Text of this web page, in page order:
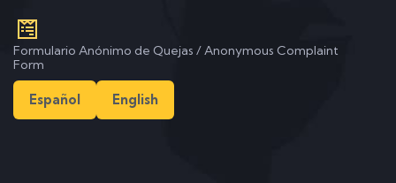
Formulario Anónimo de Quejas / Anonymous Complaint
Form
Español English